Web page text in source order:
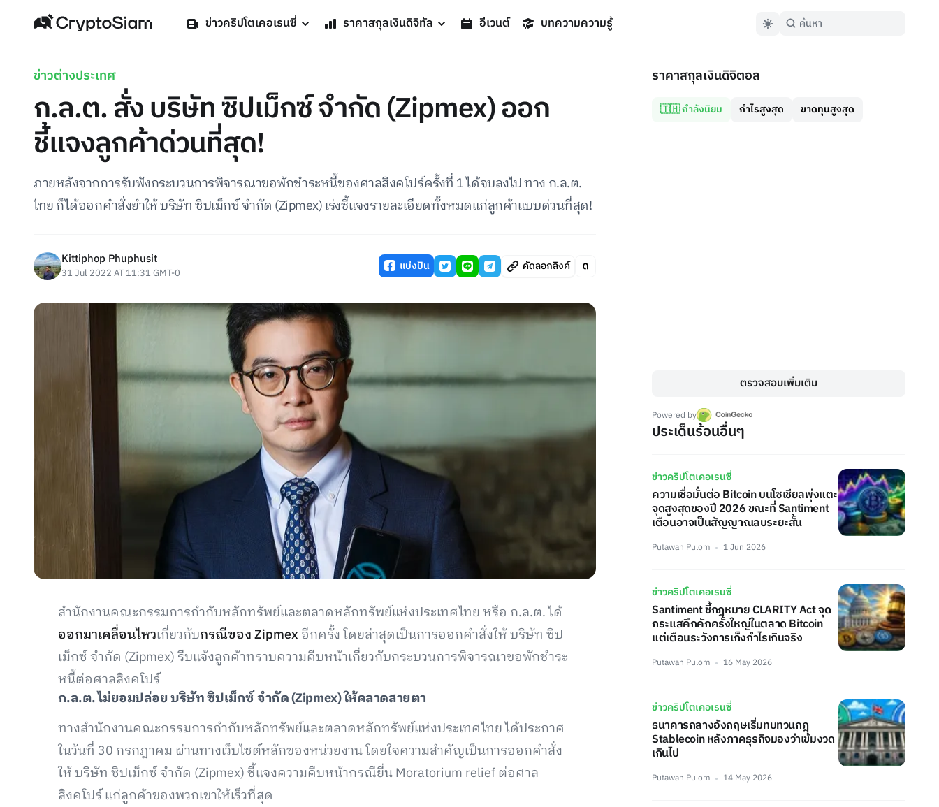
ข่าวคริปโตเคอเรนซี่ ราคาสกุลเงินดิจิทัล อีเวนต์ บทความความรู้
ข่าวต่างประเทศ
ก.ล.ต. สั่ง บริษัท ซิปเม็กซ์ จำกัด (Zipmex) ออก
ชี้แจงลูกค้าด่วนที่สุด!
ภายหลังจากการรับฟังกระบวนการพิจารณาขอพักชำระหนี้ของศาลสิงคโปร์ครั้งที่ 1 ได้จบลงไป ทาง ก.ล.ต.
ไทย ก็ได้ออกคำสั่งยำให้ บริษัท ซิปเม็กซ์ จำกัด (Zipmex) เร่งชี้แจงรายละเอียดทั้งหมดแก่ลูกค้าแบบด่วนที่สุด!
Kittiphop Phuphusit
31 Jul 2022 AT 11:31 GMT-0 แบ่งปัน คัดลอกลิงค์
สำนักงานคณะกรรมการกำกับหลักทรัพย์และตลาดหลักทรัพย์แห่งประเทศไทย หรือ ก.ล.ต. ได้
ออกมาเคลื่อนไหวเกี่ยวกับกรณีของ Zipmex อีกครั้ง โดยล่าสุดเป็นการออกคำสั่งให้ บริษัท ซิป
เม็กซ์ จำกัด (Zipmex) รีบแจ้งลูกค้าทราบความคืบหน้าเกี่ยวกับกระบวนการพิจารณาขอพักชำระ
หนี้ต่อศาลสิงคโปร์
ก.ล.ต. ไม่ยอมปล่อย บริษัท ซิปเม็กซ์ จำกัด (Zipmex)ให้คลาดสายตา
ทางสำนักงานคณะกรรมการกำกับหลักทรัพย์และตลาดหลักทรัพย์แห่งประเทศไทย ได้ประกาศ
ในวันที่ 30 กรกฎาคม ผ่านทางเว็บไซต์หลักของหน่วยงาน โดยใจความสำคัญเป็นการออกคำสั่ง
ให้ บริษัท ซิปเม็กซ์ จำกัด (Zipmex) ชี้แจงความคืบหน้ากรณียื่น Moratorium relief ต่อศาล
สิงคโปร์ แก่ลูกค้าของพวกเขาให้เร็วที่สุด
ราคาสกุลเงินดิจิตอล
🇹🇭 กำลังนิยม กำไรสูงสุด ขาดทุนสูงสุด
ตรวจสอบเพิ่มเติม
Powered by
ประเด็นร้อนอื่นๆ
ข่าวคริปโตเคอเรนซี่
ความเชื่อมั่นต่อ Bitcoin บนโซเชียลพุ่งแตะ
จุดสูงสุดของปี 2026 ขณะที่ Santiment
เตือนอาจเป็นสัญญาณลบระยะสั้น
Putawan Pulom 1 Jun 2026
ข่าวคริปโตเคอเรนซี่
Santiment ชี้กฎหมาย CLARITY Act จุด
กระแสคึกคักครั้งใหญ่ในตลาด Bitcoin
แต่เตือนระวังการเก็งกำไรเกินจริง
Putawan Pulom 16 May 2026
ข่าวคริปโตเคอเรนซี่
ธนาคารกลางอังกฤษเริ่มทบทวนกฎ
Stablecoin หลังภาคธุรกิจมองว่าเข้มงวด
เกินไป
Putawan Pulom 14 May 2026